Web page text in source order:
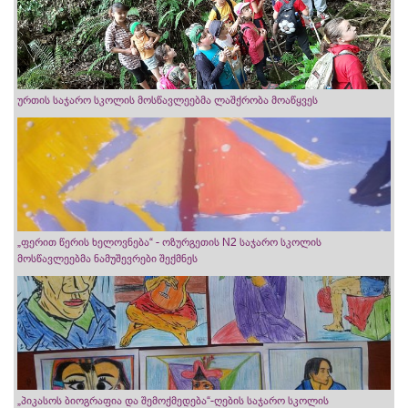
ურთის საჯარო სკოლის მოსწავლეებმა ლაშქრობა მოაწყვეს
„ფერით წერის ხელოვნება“ - ოზურგეთის N2 საჯარო სკოლის
მოსწავლეებმა ნამუშევრები შექმნეს
„პიკასოს ბიოგრაფია და შემოქმედება“-ღების საჯარო სკოლის